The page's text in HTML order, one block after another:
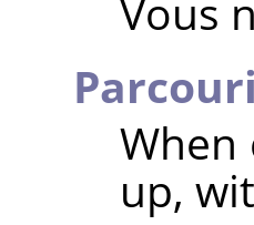
Vous
When
up,